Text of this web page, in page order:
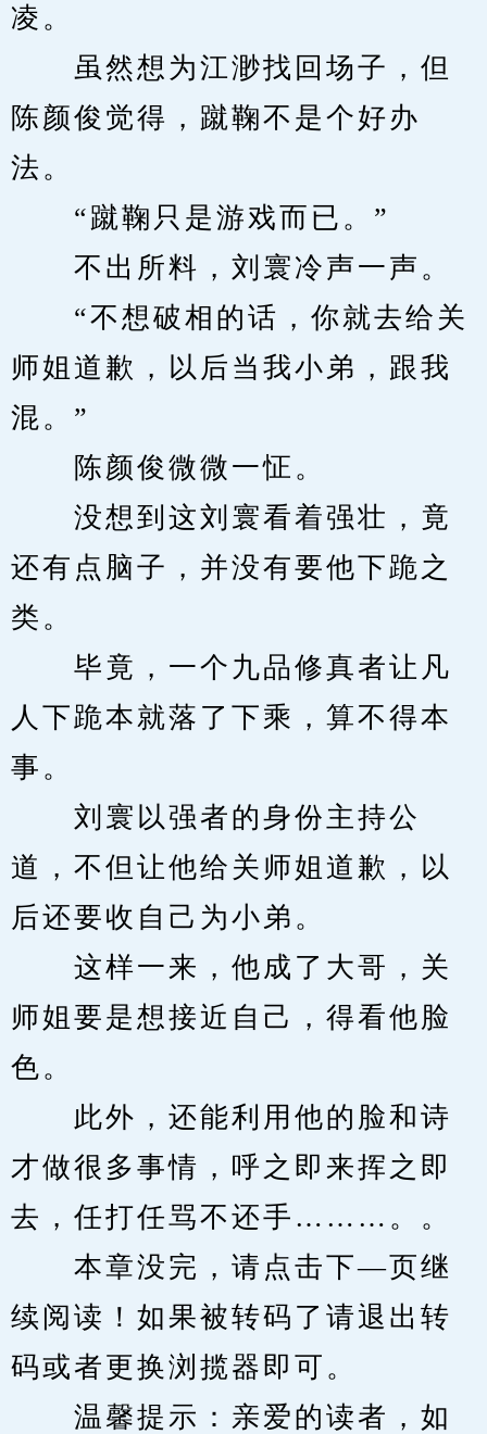
凌。
虽然想为江渺找回场子，但
陈颜俊觉得，蹴鞠不是个好办
法。
“蹴鞠只是游戏而已。”
不出所料，刘寰冷声一声。
“不想破相的话，你就去给关
师姐道歉，以后当我小弟，跟我
混。”
陈颜俊微微一怔。
没想到这刘寰看着强壮，竟
还有点脑子，并没有要他下跪之
类。
毕竟，一个九品修真者让凡
人下跪本就落了下乘，算不得本
事。
刘寰以强者的身份主持公
道，不但让他给关师姐道歉，以
后还要收自己为小弟。
这样一来，他成了大哥，关
师姐要是想接近自己，得看他脸
色。
此外，还能利用他的脸和诗
才做很多事情，呼之即来挥之即
去，任打任骂不还手………。。
本章没完，请点击下—页继
续阅读！如果被转码了请退出转
码或者更换浏揽器即可。
温馨提示：亲爱的读者，如